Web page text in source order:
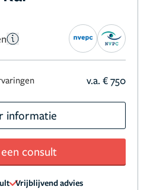
v.a. € 750
informatie
consult
Vrijblijvend advies